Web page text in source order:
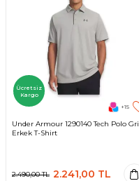
Ücretsiz
Kargo
+15
Under Armour 1290140 Tech Polo Gri
Erkek T-Shirt
2.490,00TL 2.241,00 TL